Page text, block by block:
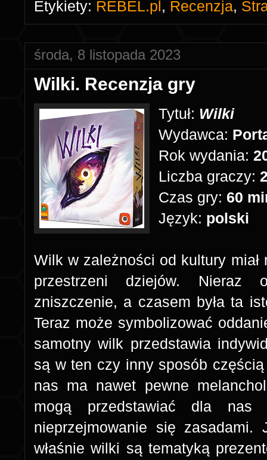
Etykiety: REBEL.pl, Recenzja,
środa, 8 listopada 2023
Wilki. Recenzja gry
Tytuł: Wilki
Wydawca:
Rok wydania:
Liczba graczy:
Czas gry: 60
Język: polski
Wilk w zależności od kultury
przestrzeni dziejów. Nieraz
zniszczenie, a czasem była ta
Teraz może symbolizować
samotny wilk przedstawia
są w ten czy inny sposób
nas ma nawet pewne
mogą przedstawiać dla
nieprzejmowanie się
właśnie wilki są tematyką